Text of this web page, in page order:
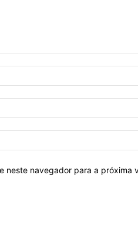
neste navegador para a próxima